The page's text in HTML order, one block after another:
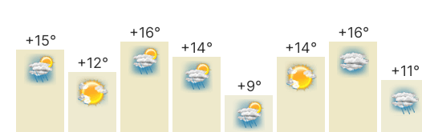
+15°
+12°
+16°
+14°
+9°
+14°
+16°
+11°